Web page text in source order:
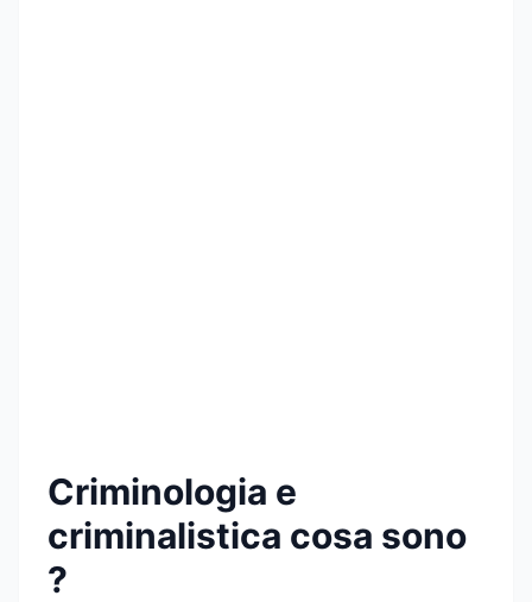
Criminologia e
criminalistica cosa sono
?